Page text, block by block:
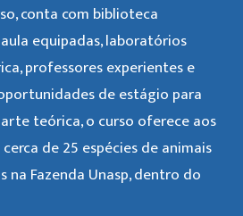
conta com biblioteca
equipadas, laboratórios
professores experientes e
de estágio para
teórica, o curso oferece aos
de 25 espécies de animais
na Fazenda Unasp, dentro do